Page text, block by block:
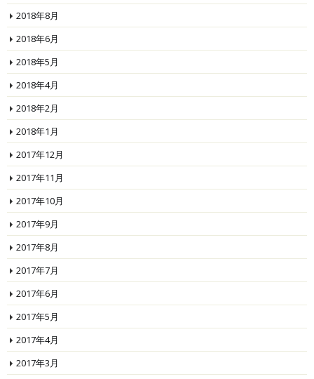
2018年8月
2018年6月
2018年5月
2018年4月
2018年2月
2018年1月
2017年12月
2017年11月
2017年10月
2017年9月
2017年8月
2017年7月
2017年6月
2017年5月
2017年4月
2017年3月